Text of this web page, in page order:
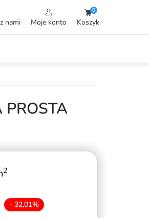
nami Moje konto Koszyk
0
PROSTA
2
- 32,01%